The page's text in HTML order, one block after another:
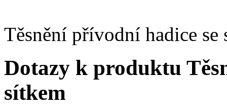
Těsnění přívodní hadice se
Dotazy k produktu
sítkem